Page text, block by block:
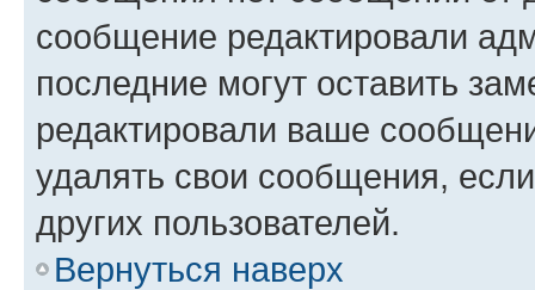
сообщение редактировали
последние могут оставить
редактировали ваше
удалять свои сообщения,
других пользователей.
Вернуться наверх